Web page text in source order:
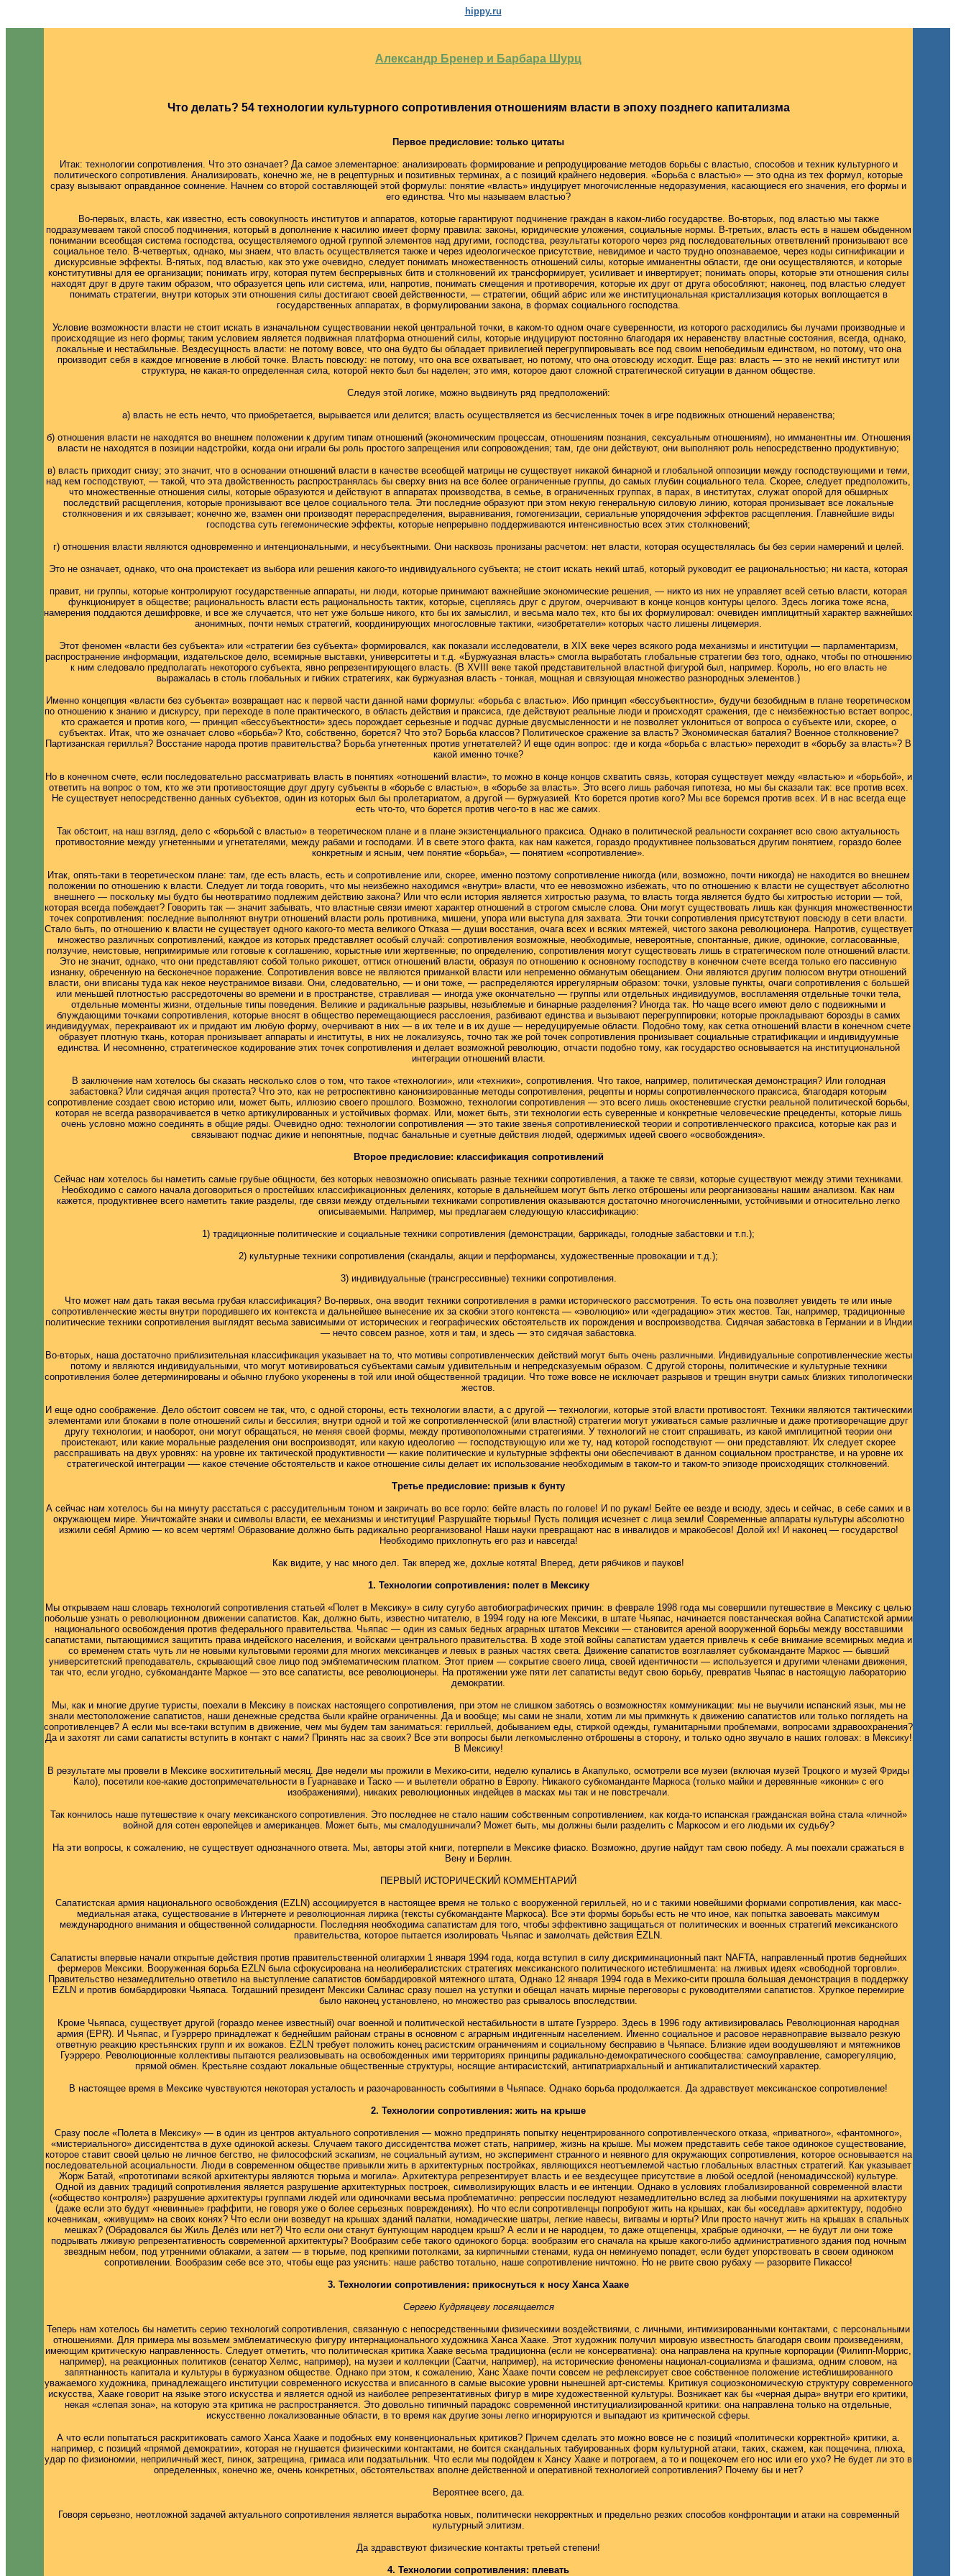
hippy.ru
Александр Бренер и Барбара Шурц
Что делать? 54 технологии культурного сопротивления отношениям власти в эпоху позднего капитализма
Первое предисловие: только цитаты
Итак: технологии сопротивления. Что это означает? Да самое элементарное: анализировать формирование и репродуцирование методов борьбы с властью, способов и техник культурного и
политического сопротивления. Анализировать, конечно же, не в рецептурных и позитивных терминах, а с позиций крайнего недоверия. «Борьба с властью» — это одна из тех формул, которые
сразу вызывают оправданное сомнение. Начнем со второй составляющей этой формулы: понятие «власть» индуцирует многочисленные недоразумения, касающиеся его значения, его формы и
его единства. Что мы называем властью?
Во-первых, власть, как известно, есть совокупность институтов и аппаратов, которые гарантируют подчинение граждан в каком-либо государстве. Во-вторых, под властью мы также
подразумеваем такой способ подчинения, который в дополнение к насилию имеет форму правила: законы, юридические уложения, социальные нормы. В-третьих, власть есть в нашем обыденном
понимании всеобщая система господства, осуществляемого одной группой элементов над другими, господства, результаты которого через ряд последовательных ответвлений пронизывают все
социальное тело. В-четвертых, однако, мы знаем, что власть осуществляется также и через идеологическое присутствие, невидимое и часто трудно опознаваемое, через коды сигнификации и
дискурсивные эффекты. В-пятых, под властью, как это уже очевидно, следует понимать множественность отношений силы, которые имманентны области, где они осуществляются, и которые
конститутивны для ее организации; понимать игру, которая путем беспрерывных битв и столкновений их трансформирует, усиливает и инвертирует; понимать опоры, которые эти отношения силы
находят друг в друге таким образом, что образуется цепь или система, или, напротив, понимать смещения и противоречия, которые их друг от друга обособляют; наконец, под властью следует
понимать стратегии, внутри которых эти отношения силы достигают своей действенности, — стратегии, общий абрис или же институциональная кристаллизация которых воплощается в
государственных аппаратах, в формулировании закона, в формах социального господства.
Условие возможности власти не стоит искать в изначальном существовании некой центральной точки, в каком-то одном очаге суверенности, из которого расходились бы лучами производные и
происходящие из него формы; таким условием является подвижная платформа отношений силы, которые индуцируют постоянно благодаря их неравенству властные состояния, всегда, однако,
локальные и нестабильные. Вездесущность власти: не потому вовсе, что она будто бы обладает привилегией перегруппировывать все под своим непобедимым единством, но потому, что она
производит себя в каждое мгновение в любой точке. Власть повсюду: не потому, что она все охватывает, но потому, что она отовсюду исходит. Еще раз: власть — это не некий институт или
структура, не какая-то определенная сила, которой некто был бы наделен; это имя, которое дают сложной стратегической ситуации в данном обществе.
Следуя этой логике, можно выдвинуть ряд предположений:
а) власть не есть нечто, что приобретается, вырывается или делится; власть осуществляется из бесчисленных точек в игре подвижных отношений неравенства;
б) отношения власти не находятся во внешнем положении к другим типам отношений (экономическим процессам, отношениям познания, сексуальным отношениям), но имманентны им. Отношения
власти не находятся в позиции надстройки, когда они играли бы роль простого запрещения или сопровождения; там, где они действуют, они выполняют роль непосредственно продуктивную;
в) власть приходит снизу; это значит, что в основании отношений власти в качестве всеобщей матрицы не существует никакой бинарной и глобальной оппозиции между господствующими и теми,
над кем господствуют, — такой, что эта двойственность распространялась бы сверху вниз на все более ограниченные группы, до самых глубин социального тела. Скорее, следует предположить,
что множественные отношения силы, которые образуются и действуют в аппаратах производства, в семье, в ограниченных группах, в парах, в институтах, служат опорой для обширных
последствий расщепления, которые пронизывают все целое социального тела. Эти последние образуют при этом некую генеральную силовую линию, которая пронизывает все локальные
столкновения и их связывает; конечно же, взамен они производят перераспределения, выравнивания, гомогенизации, сериальные упорядочения эффектов расщепления. Главнейшие виды
господства суть гегемонические эффекты, которые непрерывно поддерживаются интенсивностью всех этих столкновений;
г) отношения власти являются одновременно и интенциональными, и несубъектными. Они насквозь пронизаны расчетом: нет власти, которая осуществлялась бы без серии намерений и целей.
Это не означает, однако, что она проистекает из выбора или решения какого-то индивидуального субъекта; не стоит искать некий штаб, который руководит ее рациональностью; ни каста, которая
правит, ни группы, которые контролируют государственные аппараты, ни люди, которые принимают важнейшие экономические решения, — никто из них не управляет всей сетью власти, которая
функционирует в обществе; рациональность власти есть рациональность тактик, которые, сцепляясь друг с другом, очерчивают в конце концов контуры целого. Здесь логика тоже ясна,
намерения поддаются дешифровке, и все же случается, что нет уже больше никого, кто бы их замыслил, и весьма мало тех, кто бы их формулировал: очевиден имплицитный характер важнейших
анонимных, почти немых стратегий, координирующих многословные тактики, «изобретатели» которых часто лишены лицемерия.
Этот феномен «власти без субъекта» или «стратегии без субъекта» формировался, как показали исследователи, в XIX веке через всякого рода механизмы и институции — парламентаризм,
распространение информации, издательское дело, всемирные выставки, университеты и т.д. «Буржуазная власть» смогла выработать глобальные стратегии без того, однако, чтобы по отношению
к ним следовало предполагать некоторого субъекта, явно репрезентирующего власть. (В XVIII веке такой представительной властной фигурой был, например. Король, но его власть не
выражалась в столь глобальных и гибких стратегиях, как буржуазная власть - тонкая, мощная и связующая множество разнородных элементов.)
Именно концепция «власти без субъекта» возвращает нас к первой части данной нами формулы: «борьба с властью». Ибо принцип «бессубъектности», будучи безобидным в плане теоретическом
по отношению к знанию и дискурсу, при переходе в поле практического, в область действия и праксиса, где действуют реальные люди и происходят сражения, где с неизбежностью встает вопрос,
кто сражается и против кого, — принцип «бессубъектности» здесь порождает серьезные и подчас дурные двусмысленности и не позволяет уклониться от вопроса о субъекте или, скорее, о
субъектах. Итак, что же означает слово «борьба»? Кто, собственно, борется? Что это? Борьба классов? Политическое сражение за власть? Экономическая баталия? Военное столкновение?
Партизанская гериллья? Восстание народа против правительства? Борьба угнетенных против угнетателей? И еще один вопрос: где и когда «борьба с властью» переходит в «борьбу за власть»? В
какой именно точке?
Но в конечном счете, если последовательно рассматривать власть в понятиях «отношений власти», то можно в конце концов схватить связь, которая существует между «властью» и «борьбой», и
ответить на вопрос о том, кто же эти противостоящие друг другу субъекты в «борьбе с властью», в «борьбе за власть». Это всего лишь рабочая гипотеза, но мы бы сказали так: все против всех.
Не существует непосредственно данных субъектов, один из которых был бы пролетариатом, а другой — буржуазией. Кто борется против кого? Мы все боремся против всех. И в нас всегда еще
есть что-то, что борется против чего-то в нас же самих.
Так обстоит, на наш взгляд, дело с «борьбой с властью» в теоретическом плане и в плане экзистенциального праксиса. Однако в политической реальности сохраняет всю свою актуальность
противостояние между угнетенными и угнетателями, между рабами и господами. И в свете этого факта, как нам кажется, гораздо продуктивнее пользоваться другим понятием, гораздо более
конкретным и ясным, чем понятие «борьба», — понятием «сопротивление».
Итак, опять-таки в теоретическом плане: там, где есть власть, есть и сопротивление или, скорее, именно поэтому сопротивление никогда (или, возможно, почти никогда) не находится во внешнем
положении по отношению к власти. Следует ли тогда говорить, что мы неизбежно находимся «внутри» власти, что ее невозможно избежать, что по отношению к власти не существует абсолютно
внешнего — поскольку мы будто бы неотвратимо подлежим действию закона? Или что если история является хитростью разума, то власть тогда является будто бы хитростью истории — той,
которая всегда побеждает? Говорить так — значит забывать, что властные связи имеют характер отношений в строгом смысле слова. Они могут существовать лишь как функция множественности
точек сопротивления: последние выполняют внутри отношений власти роль противника, мишени, упора или выступа для захвата. Эти точки сопротивления присутствуют повсюду в сети власти.
Стало быть, по отношению к власти не существует одного какого-то места великого Отказа — души восстания, очага всех и всяких мятежей, чистого закона революционера. Напротив, существует
множество различных сопротивлений, каждое из которых представляет особый случай: сопротивления возможные, необходимые, невероятные, спонтанные, дикие, одинокие, согласованные,
ползучие, неистовые, непримиримые или готовые к соглашению, корыстные или жертвенные; по определению, сопротивления могут существовать лишь в стратегическом поле отношений власти.
Это не значит, однако, что они представляют собой только рикошет, оттиск отношений власти, образуя по отношению к основному господству в конечном счете всегда только его пассивную
изнанку, обреченную на бесконечное поражение. Сопротивления вовсе не являются приманкой власти или непременно обманутым обещанием. Они являются другим полюсом внутри отношений
власти, они вписаны туда как некое неустранимое визави. Они, следовательно, — и они тоже, — распределяются иррегулярным образом: точки, узловые пункты, очаги сопротивления с большей
или меньшей плотностью рассредоточены во времени и в пространстве, стравливая — иногда уже окончательно — группы или отдельных индивидуумов, воспламеняя отдельные точки тела,
отдельные моменты жизни, отдельные типы поведения. Великие и радикальные разрывы, незыблемые и бинарные разделения? Иногда так. Но чаще всего имеют дело с подвижными и
блуждающими точками сопротивления, которые вносят в общество перемещающиеся расслоения, разбивают единства и вызывают перегруппировки; которые прокладывают борозды в самих
индивидуумах, перекраивают их и придают им любую форму, очерчивают в них — в их теле и в их душе — нередуцируемые области. Подобно тому, как сетка отношений власти в конечном счете
образует плотную ткань, которая пронизывает аппараты и институты, в них не локализуясь, точно так же рой точек сопротивления пронизывает социальные стратификации и индивидуумные
единства. И несомненно, стратегическое кодирование этих точек сопротивления и делает возможной революцию, отчасти подобно тому, как государство основывается на институциональной
интеграции отношений власти.
В заключение нам хотелось бы сказать несколько слов о том, что такое «технологии», или «техники», сопротивления. Что такое, например, политическая демонстрация? Или голодная
забастовка? Или сидячая акция протеста? Что это, как не ретроспективно канонизированные методы сопротивления, рецепты и нормы сопротивленческого праксиса, благодаря которым
сопротивление создает свою историю или, может быть, иллюзию своего прошлого. Возможно, технологии сопротивления — это всего лишь окостеневшие сгустки реальной политической борьбы,
которая не всегда разворачивается в четко артикулированных и устойчивых формах. Или, может быть, эти технологии есть суверенные и конкретные человеческие прецеденты, которые лишь
очень условно можно соединять в общие ряды. Очевидно одно: технологии сопротивления — это такие звенья сопротивлениеской теории и сопротивленческого праксиса, которые как раз и
связывают подчас дикие и непонятные, подчас банальные и суетные действия людей, одержимых идеей своего «освобождения».
Второе предисловие: классификация сопротивлений
Сейчас нам хотелось бы наметить самые грубые общности, без которых невозможно описывать разные техники сопротивления, а также те связи, которые существуют между этими техниками.
Необходимо с самого начала договориться о простейших классификационных делениях, которые в дальнейшем могут быть легко отброшены или реорганизованы нашим анализом. Как нам
кажется, продуктивнее всего наметить такие разделы, где связи между отдельными техниками сопротивления оказываются достаточно многочисленными, устойчивыми и относительно легко
описываемыми. Например, мы предлагаем следующую классификацию:
1) традиционные политические и социальные техники сопротивления (демонстрации, баррикады, голодные забастовки и т.п.);
2) культурные техники сопротивления (скандалы, акции и перформансы, художественные провокации и т.д.);
3) индивидуальные (трансгрессивные) техники сопротивления.
Что может нам дать такая весьма грубая классификация? Во-первых, она вводит техники сопротивления в рамки исторического рассмотрения. То есть она позволяет увидеть те или иные
сопротивленческие жесты внутри породившего их контекста и дальнейшее вынесение их за скобки этого контекста — «эволюцию» или «деградацию» этих жестов. Так, например, традиционные
политические техники сопротивления выглядят весьма зависимыми от исторических и географических обстоятельств их порождения и воспроизводства. Сидячая забастовка в Германии и в Индии
— нечто совсем разное, хотя и там, и здесь — это сидячая забастовка.
Во-вторых, наша достаточно приблизительная классификация указывает на то, что мотивы сопротивленческих действий могут быть очень различными. Индивидуальные сопротивленческие жесты
потому и являются индивидуальными, что могут мотивироваться субъектами самым удивительным и непредсказуемым образом. С другой стороны, политические и культурные техники
сопротивления более детерминированы и обычно глубоко укоренены в той или иной общественной традиции. Что тоже вовсе не исключает разрывов и трещин внутри самых близких типологически
жестов.
И еще одно соображение. Дело обстоит совсем не так, что, с одной стороны, есть технологии власти, а с другой — технологии, которые этой власти противостоят. Техники являются тактическими
элементами или блоками в поле отношений силы и бессилия; внутри одной и той же сопротивленческой (или властной) стратегии могут уживаться самые различные и даже противоречащие друг
другу технологии; и наоборот, они могут обращаться, не меняя своей формы, между противоположными стратегиями. У технологий не стоит спрашивать, из какой имплицитной теории они
проистекают, или какие моральные разделения они воспроизводят, или какую идеологию — господствующую или же ту, над которой господствуют — они представляют. Их следует скорее
расспрашивать на двух уровнях: на уровне их тактической продуктивности — какие политические и культурные эффекты они обеспечивают в данном социальном пространстве, и на уровне их
стратегической интеграции -— какое стечение обстоятельств и какое отношение силы делает их использование необходимым в таком-то и таком-то эпизоде происходящих столкновений.
Третье предисловие: призыв к бунту
А сейчас нам хотелось бы на минуту расстаться с рассудительным тоном и закричать во все горло: бейте власть по голове! И по рукам! Бейте ее везде и всюду, здесь и сейчас, в себе самих и в
окружающем мире. Уничтожайте знаки и символы власти, ее механизмы и институции! Разрушайте тюрьмы! Пусть полиция исчезнет с лица земли! Современные аппараты культуры абсолютно
изжили себя! Армию — ко всем чертям! Образование должно быть радикально реорганизовано! Наши науки превращают нас в инвалидов и мракобесов! Долой их! И наконец — государство!
Необходимо прихлопнуть его раз и навсегда!
Как видите, у нас много дел. Так вперед же, дохлые котята! Вперед, дети рябчиков и пауков!
1. Технологии сопротивления: полет в Мексику
Мы открываем наш словарь технологий сопротивления статьей «Полет в Мексику» в силу сугубо автобиографических причин: в феврале 1998 года мы совершили путешествие в Мексику с целью
побольше узнать о революционном движении сапатистов. Как, должно быть, известно читателю, в 1994 году на юге Мексики, в штате Чьяпас, начинается повстанческая война Сапатистской армии
национального освобождения против федерального правительства. Чьяпас — один из самых бедных аграрных штатов Мексики — становится ареной вооруженной борьбы между восставшими
сапатистами, пытающимися защитить права индейского населения, и войсками центрального правительства. В ходе этой войны сапатистам удается привлечь к себе внимание всемирных медиа и
со временем стать чуть ли не новыми культовыми героями для многих мексиканцев и левых в разных частях света. Движение сапатистов возглавляет субкоманданте Маркос — бывший
университетский преподаватель, скрывающий свое лицо под эмблематическим платком. Этот прием — сокрытие своего лица, своей идентичности — используется и другими членами движения,
так что, если угодно, субкоманданте Маркое — это все сапатисты, все революционеры. На протяжении уже пяти лет сапатисты ведут свою борьбу, превратив Чьяпас в настоящую лабораторию
демократии.
Мы, как и многие другие туристы, поехали в Мексику в поисках настоящего сопротивления, при этом не слишком заботясь о возможностях коммуникации: мы не выучили испанский язык, мы не
знали местоположение сапатистов, наши денежные средства были крайне ограниченны. Да и вообще; мы сами не знали, хотим ли мы примкнуть к движению сапатистов или только поглядеть на
сопротивленцев? А если мы все-таки вступим в движение, чем мы будем там заниматься: герилльей, добыванием еды, стиркой одежды, гуманитарными проблемами, вопросами здравоохранения?
Да и захотят ли сами сапатисты вступить в контакт с нами? Принять нас за своих? Все эти вопросы были легкомысленно отброшены в сторону, и только одно звучало в наших головах: в Мексику!
В Мексику!
В результате мы провели в Мексике восхитительный месяц. Две недели мы прожили в Мехико-сити, неделю купались в Акапулько, осмотрели все музеи (включая музей Троцкого и музей Фриды
Кало), посетили кое-какие достопримечательности в Гуарнаваке и Таско — и вылетели обратно в Европу. Никакого субкоманданте Маркоса (только майки и деревянные «иконки» с его
изображениями), никаких революционных индейцев в масках мы так и не повстречали.
Так кончилось наше путешествие к очагу мексиканского сопротивления. Это последнее не стало нашим собственным сопротивлением, как когда-то испанская гражданская война стала «личной»
войной для сотен европейцев и американцев. Может быть, мы смалодушничали? Может быть, мы должны были разделить с Mapкосом и его людьми их судьбу?
На эти вопросы, к сожалению, не существует однозначного ответа. Мы, авторы этой книги, потерпели в Мексике фиаско. Возможно, другие найдут там свою победу. А мы поехали сражаться в
Вену и Берлин.
ПЕРВЫЙ ИСТОРИЧЕСКИЙ КОММЕНТАРИЙ
Сапатистская армия национального освобождения (EZLN) ассоциируется в настоящее время не только с вооруженной герилльей, но и с такими новейшими формами сопротивления, как масс-
медиальная атака, существование в Интернете и революционная лирика (тексты субкоманданте Маркоса). Все эти формы борьбы есть не что иное, как попытка завоевать максимум
международного внимания и общественной солидарности. Последняя необходима сапатистам для того, чтобы эффективно защищаться от политических и военных стратегий мексиканского
правительства, которое пытается изолировать Чьяпас и замолчать действия EZLN.
Сапатисты впервые начали открытые действия против правительственной олигархии 1 января 1994 года, когда вступил в силу дискриминационный пакт NAFTA, направленный против беднейших
фермеров Мексики. Вооруженная борьба EZLN была сфокусирована на неолибералистских стратегиях мексиканского политического истеблишмента: на лживых идеях «свободной торговли».
Правительство незамедлительно ответило на выступление сапатистов бомбардировкой мятежного штата, Однако 12 января 1994 года в Мехико-сити прошла большая демонстрация в поддержку
EZLN и против бомбардировки Чьяпаса. Тогдашний президент Мексики Салинас сразу пошел на уступки и обещал начать мирные переговоры с руководителями сапатистов. Хрупкое перемирие
было наконец установлено, но множество раз срывалось впоследствии.
Кроме Чьяпаса, существует другой (гораздо менее известный) очаг военной и политической нестабильности в штате Гуэрреро. Здесь в 1996 году активизировалась Революционная народная
армия (EPR). И Чьяпас, и Гуэрреро принадлежат к беднейшим районам страны в основном с аграрным индигенным населением. Именно социальное и расовое неравноправие вызвало резкую
ответную реакцию крестьянских групп и их вожаков. EZLN требует положить конец расистским ограничениям и социальному бесправию в Чьяпасе. Близкие идеи воодушевляют и мятежников
Гуэрреро. Революционные коллективы пытаются реализовывать на освобожденных ими территориях принципы радикально-демократического сообщества: самоуправление, саморегуляцию,
прямой обмен. Крестьяне создают локальные общественные структуры, носящие антирасистский, антипатриархальный и антикапиталистический характер.
В настоящее время в Мексике чувствуются некоторая усталость и разочарованность событиями в Чьяпасе. Однако борьба продолжается. Да здравствует мексиканское сопротивление!
2. Технологии сопротивления: жить на крыше
Сразу после «Полета в Мексику» — в один из центров актуального сопротивления — можно предпринять попытку нецентрированного сопротивленческого отказа, «приватного», «фантомного»,
«мистериального» диссидентства в духе одинокой аскезы. Случаем такого диссидентства может стать, например, жизнь на крыше. Мы можем представить себе такое одинокое существование,
которое ставит своей целью не личное бегство, не философский эскапизм, не социальный аутизм, но эксперимент странного и неявного для окружающих сопротивления, которое основывается на
последовательной асоциальности. Люди в современном обществе привыкли жить в архитектурных постройках, являющихся неотъемлемой частью глобальных властных стратегий. Как указывает
Жорж Батай, «прототипами всякой архитектуры являются тюрьма и могила». Архитектура репрезентирует власть и ее вездесущее присутствие в любой оседлой (неномадичсской) культуре.
Одной из давних традиций сопротивления является разрушение архитектурных построек, символизирующих власть и ее интенции. Однако в условиях глобализированной современной власти
(«общество контроля») разрушение архитектуры группами людей или одиночками весьма проблематично: репрессии последуют незамедлительно вслед за любыми покушениями на архитектуру
(даже если это будут «невинные» граффити, не говоря уже о более серьезных повреждениях). Но что если сопротивленцы попробуют жить на крышах, как бы «оседлав» архитектуру, подобно
кочевникам, «живущим» на своих конях? Что если они возведут на крышах зданий палатки, номадические шатры, легкие навесы, вигвамы и юрты? Или просто начнут жить на крышах в спальных
мешках? (Обрадовался бы Жиль Делёз или нет?) Что если они станут бунтующим народцем крыш? А если и не народцем, то даже отщепенцы, храбрые одиночки, — не будут ли они тоже
подрывать лживую репрезентативность современной архитектуры? Вообразим себе такого одинокого борца: вообразим его сначала на крыше какого-либо административного здания под ночным
звездным небом, под утренними облаками, а затем — в тюрьме, под крепкими потолками, за кирпичными стенами, куда он неминуемо попадет, если будет упорствовать в своем одиноком
сопротивлении. Вообразим себе все это, чтобы еще раз уяснить: наше рабство тотально, наше сопротивление ничтожно. Но не рвите свою рубаху — разорвите Пикассо!
3. Технологии сопротивления: прикоснуться к носу Ханса Хааке
Сергею Кудрявцеву посвящается
Теперь нам хотелось бы наметить серию технологий сопротивления, связанную с непосредственными физическими воздействиями, с личными, интимизированными контактами, с персональными
отношениями. Для примера мы возьмем эмблематическую фигуру интернационального художника Ханса Хааке. Этот художник получил мировую известность благодаря своим произведениям,
имеющим критическую направленность. Следует отметить, что политическая критика Хааке весьма традиционна (если не консервативна): она направлена на крупные корпорации (Филипп-Моррис,
например), на реакционных политиков (сенатор Хелмс, например), на музеи и коллекции (Саатчи, например), на исторические феномены национал-социализма и фашизма, одним словом, на
запятнанность капитала и культуры в буржуазном обществе. Однако при этом, к сожалению, Ханс Хааке почти совсем не рефлексирует свое собственное положение истеблишированного
уважаемого художника, принадлежащего институции современного искусства и вписанного в самые высокие уровни нынешней арт-системы. Критикуя социоэкономическую структуру современного
искусства, Хааке говорит на языке этого искусства и является одной из наиболее репрезентативных фигур в мире художественной культуры. Возникает как бы «черная дыра» внутри его критики,
некая «слепая зона», на которую эта критика не распространяется. Это довольно типичный парадокс современной институциализированной критики: она направлена только на отдельные,
искусственно локализованные области, в то время как другие зоны легко игнорируются и выпадают из критической сферы.
А что если попытаться раскритиковать самого Ханса Хааке и подобных ему конвенциональных критиков? Причем сделать это можно вовсе не с позиций «политически корректной» критики, а.
например, с позиций «прямой демократии», которая не гнушается физическими контактами, не боится скандальных табуированных форм культурной атаки, таких, скажем, как пощечина, плюха,
удар по физиономии, неприличный жест, пинок, затрещина, гримаса или подзатыльник. Что если мы подойдем к Хансу Хааке и потрогаем, а то и пощекочем его нос или его ухо? Не будет ли это в
определенных, конечно же, очень конкретных, обстоятельствах вполне действенной и оперативной технологией сопротивления? Почему бы и нет?
Вероятнее всего, да.
Говоря серьезно, неотложной задачей актуального сопротивления является выработка новых, политически некорректных и предельно резких способов конфронтации и атаки на современный
культурный элитизм.
Да здравствуют физические контакты третьей степени!
4. Технологии сопротивления: плевать